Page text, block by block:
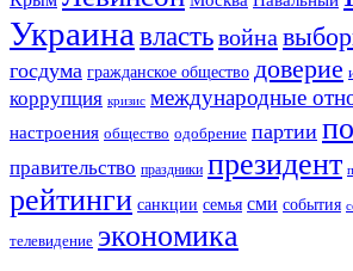
Украина властьвойна
госдума гражданское общество доверие
коррупция кризис международные
настроения общество одобрение партии
правительство праздники президент
рейтинги санкции семья сми события
телевидение экономика